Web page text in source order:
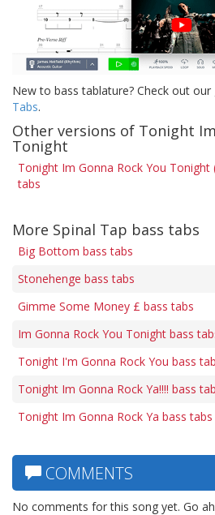
New to bass tablature? Check out our
Tabs.
Other versions of Tonight
Tonight
Tonight Im Gonna Rock You Tonight
tabs
More Spinal Tap bass tabs
Big Bottom bass tabs
Stonehenge bass tabs
Gimme Some Money £ bass tabs
Im Gonna Rock You Tonight bass
Tonight I'm Gonna Rock You bass
Tonight Im Gonna Rock Ya!!!! bass
Tonight Im Gonna Rock Ya bass tabs
COMMENTS
No comments for this song yet. Go